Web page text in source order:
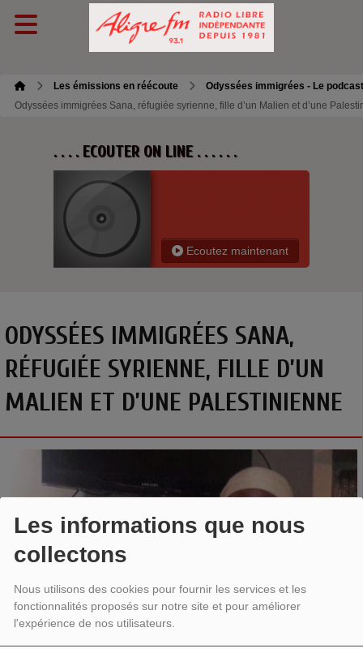
Les informations que nous
collectons
Nous utilisons des cookies pour fournir les services et les
fonctionnalités proposés sur notre site et pour améliorer
l'expérience de nos utilisateurs.
Les émissions en réécoute
Odyssées immigrées - Le podcast
Odyssées immigrées Sana, réfugiée syrienne, fille d’un Malien et d’une
. . . . ECOUTER ON LINE . . . . . .
Ecoutez maintenant
ODYSSÉES IMMIGRÉES SANA,
RÉFUGIÉE SYRIENNE, FILLE D’UN
MALIEN ET D’UNE PALESTINIENNE